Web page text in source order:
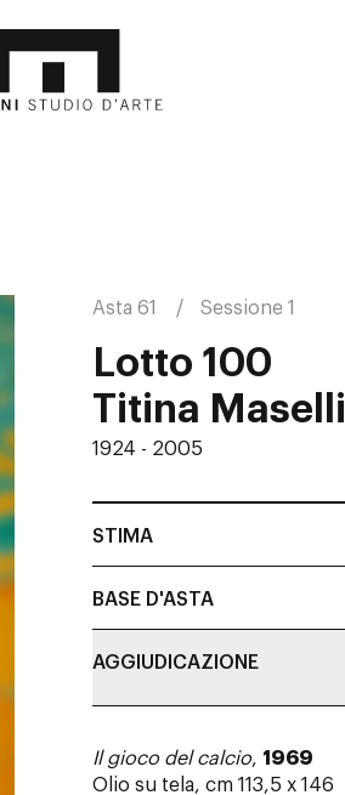
Asta 61 Sessione 1
Lotto 100
Titina Maselli
1924 - 2005
STIMA
BASE D'ASTA
AGGIUDICAZIONE
Il gioco del calcio, 1969
Olio su tela, cm 113,5 x 146